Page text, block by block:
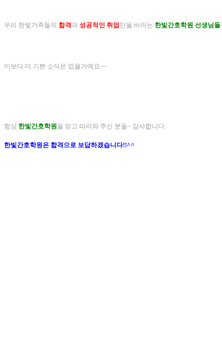
우리 한빛가족들의 합격과 성공적인 취업만을 바라는 한빛간호학원 선생님들
이보다 더 기쁜 소식은 없을거예요~~
항상 한빛간호학원을 믿고 따라와 주신 분들~ 감사합니다.
한빛간호학원은 합격으로 보답하겠습니다!!^^